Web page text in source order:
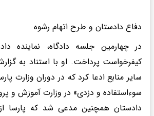
دفاع دادستان و طرح اتهام رشوه
در چهارمین جلسه دادگاه، نماینده
کیفرخواست پرداخت. او با استناد به
سایر منابع ادعا کرد که در دوران وزارت
سوءاستفاده و دزدی» در وزارت آموزش و
دادستان همچنین مدعی شد که پارسا